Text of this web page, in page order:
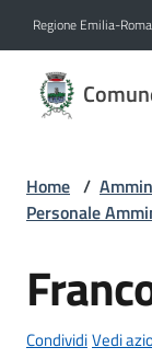
Regione Emilia-
di
Novità
Home /
Personale
Salta al contenuto
CondividiVedi